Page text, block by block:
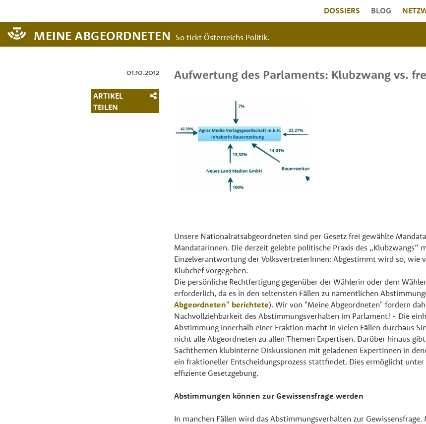
DOSSIERS BLOG
MEINE ABGEORDNETEN So tickt Österreichs Politik.
01.10.2012 Aufwertung des Parlaments: Klubzwang vs.
ARTIKEL
TEILEN
Unsere Nationalratsabgeordneten sind per Gesetz frei gewählte
Mandatarinnen. Die derzeit gelebte politische Praxis des „Klubzwangs“
Einzelverantwortung der VolksvertreterInnen: Abgestimmt wird so, wie
Klubchef vorgegeben.
Die persönliche Rechtfertigung gegenüber der Wählerin oder dem
erforderlich, da es in den seltensten Fällen zu namentlichen
Abgeordneten" berichtete). Wir von "Meine Abgeordneten" fordern
Nachvollziehbarkeit des Abstimmungsverhalten im Parlament! - Die
Abstimmung innerhalb einer Fraktion macht in vielen Fällen durchaus
nicht alle Abgeordneten zu allen Themen Expertisen. Darüber hinaus
Sachthemen klubinterne Diskussionen mit geladenen ExpertInnen in
ein fraktioneller Entscheidungsprozess stattfindet. Dies ermöglicht unter
effiziente Gesetzgebung.
Abstimmungen können zur Gewissensfrage werden
In manchen Fällen wird das Abstimmungsverhalten zur Gewissensfrage.